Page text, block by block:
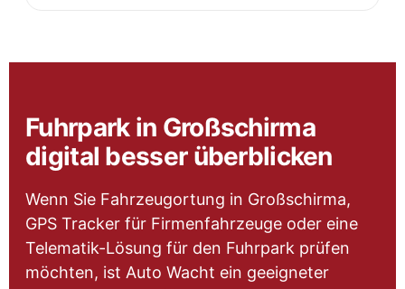
Fuhrpark in Großschirma
digital besser überblicken
Wenn Sie Fahrzeugortung in Großschirma,
GPS Tracker für Firmenfahrzeuge oder eine
Telematik-Lösung für den Fuhrpark prüfen
möchten, ist Auto Wacht ein geeigneter